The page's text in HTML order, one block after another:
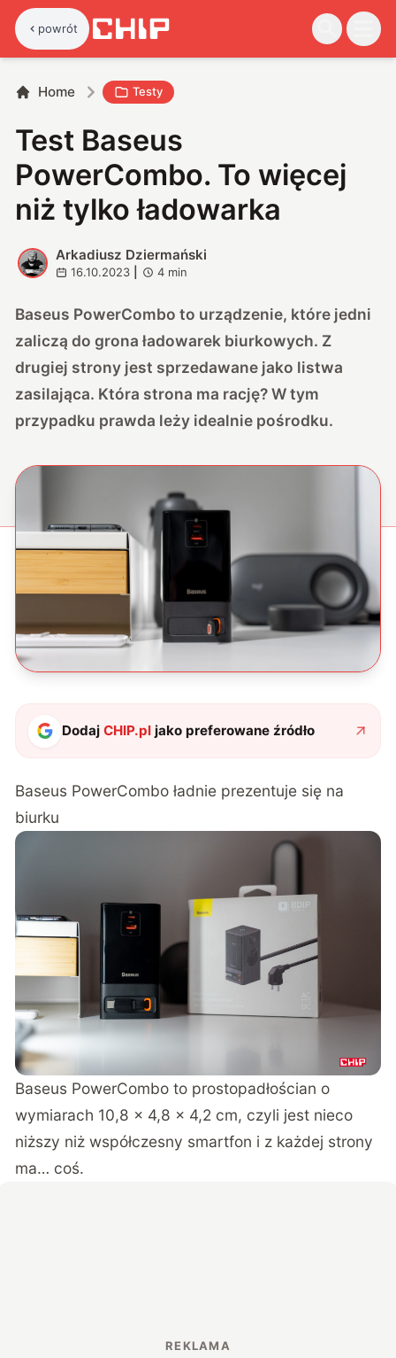
powrót
Home Testy
Test Baseus
PowerCombo. To więcej
niż tylko ładowarka
A
Arkadiusz Dziermański
16.10.2023 4 min
Baseus PowerCombo to urządzenie, które jedni
zaliczą do grona ładowarek biurkowych. Z
drugiej strony jest sprzedawane jako listwa
zasilająca. Która strona ma rację? W tym
przypadku prawda leży idealnie pośrodku.
DodajCHIP.pl jako preferowane źródło
Baseus PowerCombo ładnie prezentuje się na
biurku
Baseus PowerCombo to prostopadłościan o
wymiarach 10,8 x 4,8 x 4,2 cm, czyli jest nieco
niższy niż współczesny smartfon i z każdej strony
ma… coś.